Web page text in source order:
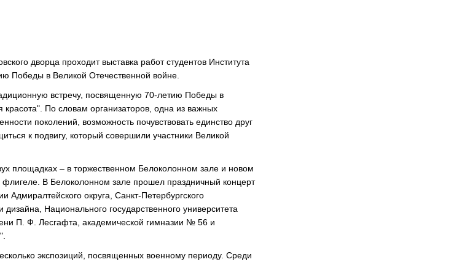
дворца проходит выставка работ студентов Института
Победы в Великой Отечественной войне.
встречу, посвященную 70-летию Победы в
По словам организаторов, одна из важных
поколений, возможность почувствовать единство друг
к подвигу, который совершили участники Великой
площадках – в торжественном Белоколонном зале и новом
В Белоколонном зале прошел праздничный концерт
Адмиралтейского округа, Санкт-Петербургского
дизайна, Национального государственного университета
П. Ф. Лесгафта, академической гимназии № 56 и
экспозиций, посвященных военному периоду. Среди